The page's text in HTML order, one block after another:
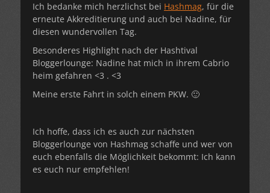
Ich bedanke mich herzlichst bei Hashmag, für die
erneute Akkreditierung und auch bei Nadine, für
diesen wundervollen Tag.
Besonderes Highlight nach der Hashtival
Bloggerlounge: Nadine hat mich in ihrem Cabrio
heim gefahren <3 . <3
Meine erste Fahrt in solch einem PKW. 🙂
Ich hoffe, dass ich es auch zur nächsten
Bloggerlounge von Hashmag schaffe und wer von
euch ebenfalls die Möglichkeit bekommt: Ich kann
es euch nur empfehlen!